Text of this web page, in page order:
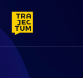
content